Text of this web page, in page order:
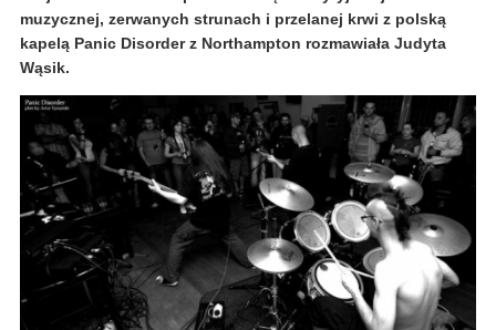
muzycznej, zerwanych strunach i przelanej krwi z polską
kapelą Panic Disorder z Northampton rozmawiała Judyta
Wąsik.